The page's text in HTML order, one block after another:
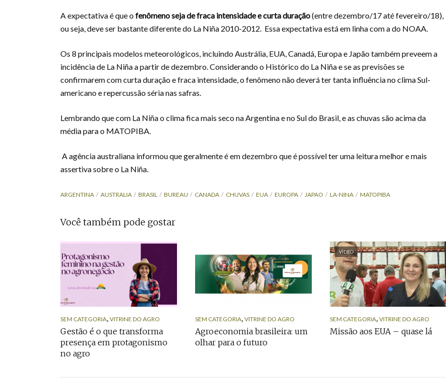
A expectativa é que ofenômeno seja de fraca intensidade e curta duração(entre dezembro/17 até fevereiro/18),
ou seja, deve ser bastante diferente do La Niña 2010-2012. Essa expectativa está em linha com a do NOAA.
Os 8 principais modelos meteorológicos, incluindo Austrália, EUA, Canadá, Europa e Japão também preveem a
incidência de La Niña a partir de dezembro. Considerando o Histórico do La Niña e se as previsões se
confirmarem com curta duração e fraca intensidade, o fenômeno não deverá ter tanta influência no clima Sul-
americano e repercussão séria nas safras.
Lembrando que com La Niña o clima fica mais seco na Argentina e no Sul do Brasil, e as chuvas são acima da
média para o MATOPIBA.
A agência australiana informou que geralmente é em dezembro que é possível ter uma leitura melhor e mais
assertiva sobre o La Niña.
ARGENTINA AUSTRALIA BRASIL BUREAU CANADA CHUVAS EUA EUROPA JAPAO LA-NINA MATOPIBA
Você também pode gostar
SEM CATEGORIA, VITRINE DO AGRO
Gestão é o que transforma
presença em protagonismo
no agro
SEM CATEGORIA, VITRINE DO AGRO
Agroeconomia brasileira: um
olhar para o futuro
VÍDEO
SEM CATEGORIA, VITRINE DO AGRO
Missão aos EUA – quase lá